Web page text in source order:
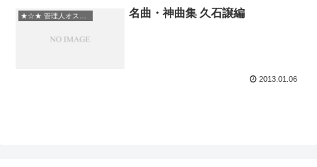
名曲・神曲集 久石譲編
2013.01.06